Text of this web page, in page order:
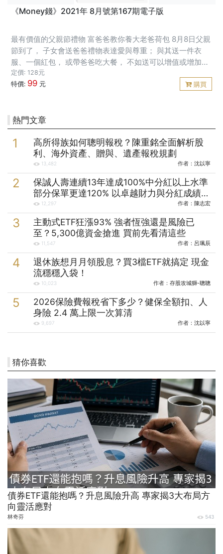
《Money錢》2021年 8月號第167期電子版
最有價值的父親節禮物 富爸爸教你養大老爸荷包 8月8日父親
節到了， 子女會送爸爸禮物表達愛與尊重； 與其送一件衣
服、一個紅包， 或帶爸爸吃大餐， 不如送可以增值或增加保
障的商品， 來點燃父親對財務自由的熱情， 養大爸爸的荷包
或強化經濟保障。
定價: 128元
特價: 99 元 購買
熱門文章
高所得族如何聰明報稅？陳重銘全面解析股
利、海外資產、贈與、遺產報稅規劃
13,482 作者： 沈以寧
保誠人壽連續13年達成100%中分紅以上水準
部分保單更達120% 以卓越財力與分紅成績實
踐保戶承諾
12,297 作者： 陳志宏
主動式ETF狂漲93% 強者恆強還是風險已
至？5,300億資金搶進 買前先看清這些
11,547 作者： 呂珮辰
退休族想月月領股息？買3檔ETF就搞定 現金
流穩穩入袋！
10,023 作者： 存股攻城獅-聰聰
2026保險費報稅省下多少？健保全額扣、人
身險 2.4 萬上限一次算清
9,697 作者： 沈以寧
猜你喜歡
債券ETF還能抱嗎？升息風險升高 專家揭3大布局方
向靈活應對
林奇芬 543